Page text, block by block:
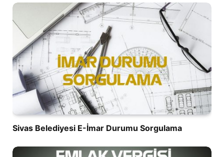
Sivas Belediyesi E-İmar Durumu Sorgulama